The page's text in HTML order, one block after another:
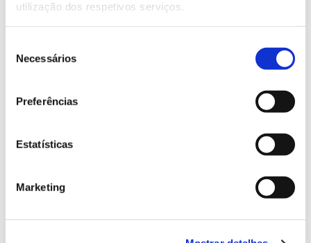
utilização dos respetivos serviços.
Necessários
Preferências
Estatísticas
Marketing
Genoma do priolo e de outras espécies em risco:
conhecer para conservar
02.07.2026
Registar galhas de Trichi em acácia-das-espigas:
cidadãos chamados a ajudar